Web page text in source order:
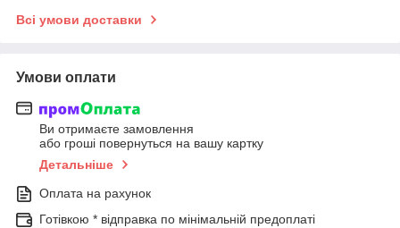
Всі умови доставки
Умови оплати
Ви отримаєте замовлення
або гроші повернуться на вашу картку
Детальніше
Оплата на рахунок
Готівкою * відправка по мінімальній предоплаті